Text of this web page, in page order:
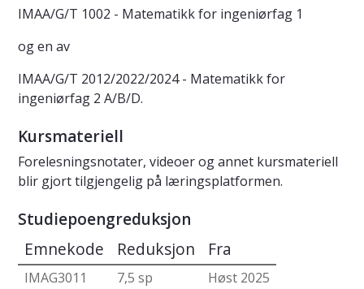
IMAA/G/T 1002 - Matematikk for ingeniørfag 1
og en av
IMAA/G/T 2012/2022/2024 - Matematikk for
ingeniørfag 2 A/B/D.
Kursmateriell
Forelesningsnotater, videoer og annet kursmateriell
blir gjort tilgjengelig på læringsplatformen.
Studiepoengreduksjon
Emnekode Reduksjon Fra
IMAG3011 7,5 sp
Høst 2025